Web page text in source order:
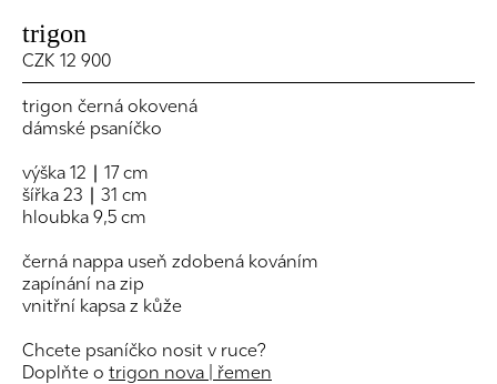
trigon
CZK 12 900
trigon černá okovená
dámské psaníčko
výška 12 ∣ 17 cm
šířka 23 ∣ 31 cm
hloubka 9,5 cm
černá nappa useň zdobená kováním
zapínání na zip
vnitřní kapsa z kůže
Chcete psaníčko nosit v ruce?
Doplňte o trigon nova | řemen